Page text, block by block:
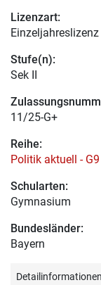
Lizenzart:
Stufe(n):
Sek II
11/25-G+
Reihe:
Politik aktuell - G9
Schularten:
Gymnasium
Bundesländer:
Bayern